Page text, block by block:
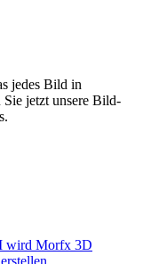
jedes Bild in
Sie jetzt unsere Bild-
wird Morfx 3D